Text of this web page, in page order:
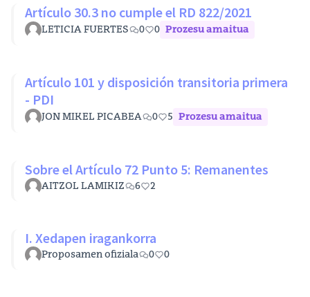
Artículo 30.3 no cumple el RD 822/2021
LETICIA FUERTES 0 0 Prozesu amaitua
Artículo 101 y disposición transitoria primera
- PDI
JON MIKEL PICABEA 0 5 Prozesu amaitua
Sobre el Artículo 72 Punto 5: Remanentes
AITZOL LAMIKIZ 6 2
I. Xedapen iragankorra
Proposamen ofiziala 0 0